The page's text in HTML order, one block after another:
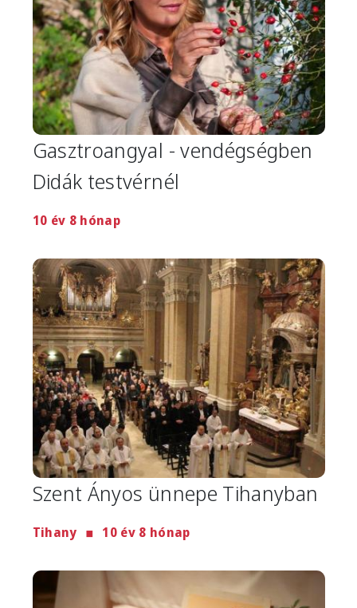
Gasztroangyal - vendégségben
Didák testvérnél
10 év 8 hónap
Image
Szent Ányos ünnepe Tihanyban
Tihany 10 év 8 hónap
Image